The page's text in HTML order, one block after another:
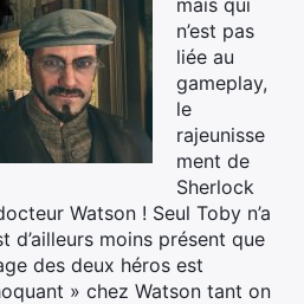
mais qui
n’est pas
liée au
gameplay,
le
rajeunisse
ment de
Sherlock
Watson ! Seul Toby n’a
d’ailleurs moins présent que
des deux héros est
» chez Watson tant on